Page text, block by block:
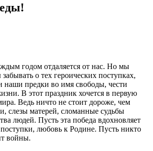
годом отдаляется от нас. Но мы
о тех героических поступках,
наши предки во имя свободы, чести
В этот праздник хочется в первую
Ведь ничто не стоит дороже, чем
слезы матерей, сломанные судьбы
людей. Пусть эта победа вдохновляет
любовь к Родине. Пусть никто
войны.